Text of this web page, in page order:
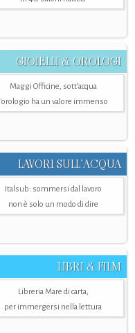
GIOIELLI & OROLOGI
Maggi Officine, sott’acqua
l'orologio ha un valore immenso
LAVORI SULL’ACQUA
Italsub: sommersi dal lavoro
non è solo un modo di dire
LIBRI & FILM
Libreria Mare di carta,
per immergersi nella lettura